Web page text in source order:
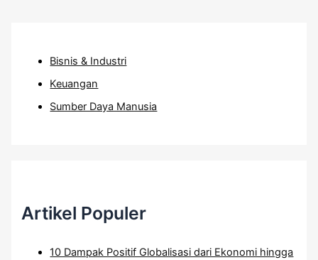
Bisnis & Industri
Keuangan
Sumber Daya Manusia
Artikel Populer
10 Dampak Positif Globalisasi dari Ekonomi hingga